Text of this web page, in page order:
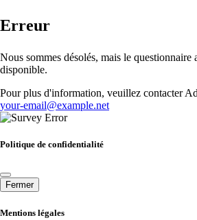
Erreur
Nous sommes désolés, mais le questionnaire
disponible.
Pour plus d'information, veuillez contacter
your-email@example.net
Politique de confidentialité
Fermer
Mentions légales